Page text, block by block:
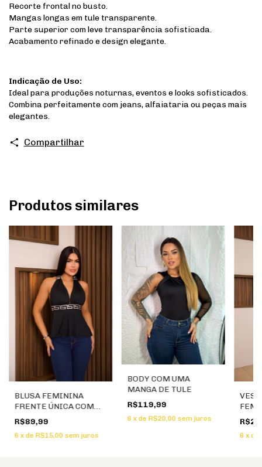
Recorte frontal no busto.
Mangas longas em tule transparente.
Parte superior com leve transparência sofisticada.
Acabamento refinado e design elegante.
Indicação de Uso:
Ideal para produções noturnas, eventos e looks sofisticados.
Combina perfeitamente com jeans, alfaiataria ou peças mais
elegantes.
Compartilhar
Produtos similares
BLUSA FEMININA
FRENTE ÚNICA COM
DETALHE PREMIUM
NA CINTURA
R$89,99
6 x de R$15,00 sem juros
BODY COM UMA
MANGA DE TULE
R$119,99
6 x de R$20,00 sem juros
FLAT
6 x de